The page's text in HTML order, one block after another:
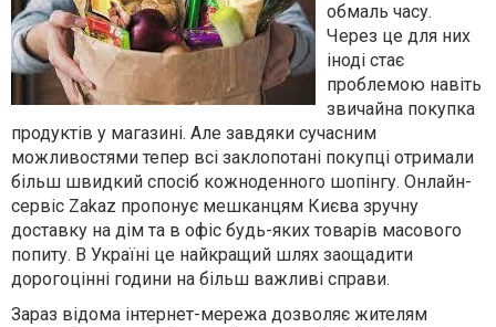
обмаль часу.
Через це для них
іноді стає
проблемою навіть
звичайна покупка
продуктів у магазині. Але завдяки сучасним
можливостями тепер всі заклопотані покупці отримали
більш швидкий спосіб кожноденного шопінгу. Онлайн-
сервіс Zakaz пропонує мешканцям Києва зручну
доставку на дім та в офіс будь-яких товарів масового
попиту. В Україні це найкращий шлях заощадити
дорогоцінні години на більш важливі справи.
Зараз відома інтернет-мережа дозволяє жителям